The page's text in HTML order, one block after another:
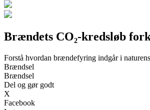
Brændets CO₂-kredsløb
Forstå hvordan brændefyring indgår i
Brændsel
Brændsel
Del og gør godt
X
Facebook